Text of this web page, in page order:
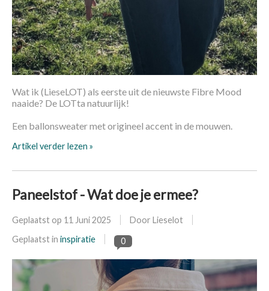
Wat ik (LieseLOT) als eerste uit de nieuwste Fibre Mood
naaide? De LOTta natuurlijk!
Een ballonsweater met origineel accent in de mouwen.
Artikel verder lezen »
Paneelstof - Wat doe je ermee?
Geplaatst op 11 Juni 2025
Door Lieselot
Geplaatst in inspiratie 0